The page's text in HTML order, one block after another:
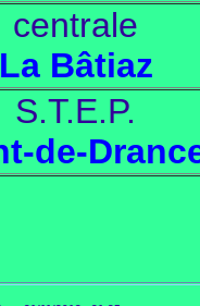
centrale
La Bâtiaz
S.T.E.P.
de-